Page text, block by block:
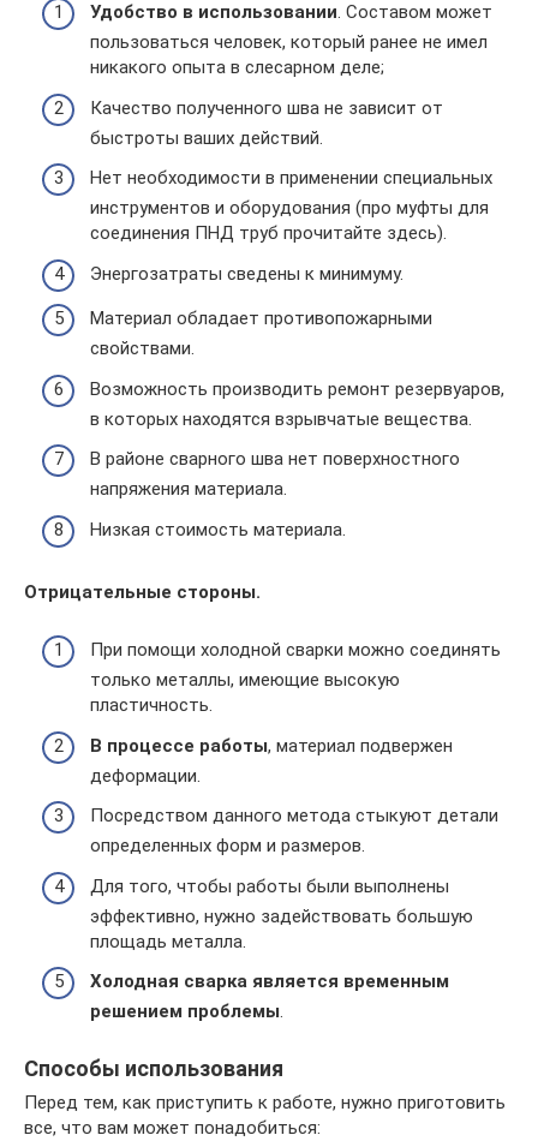
Удобство в использовании. Составом может
пользоваться человек, который ранее не имел
никакого опыта в слесарном деле;
Качество полученного шва не зависит от
быстроты ваших действий.
Нет необходимости в применении специальных
инструментов и оборудования (про муфты для
соединения ПНД труб прочитайте здесь).
Энергозатраты сведены к минимуму.
Материал обладает противопожарными
свойствами.
Возможность производить ремонт резервуаров,
в которых находятся взрывчатые вещества.
В районе сварного шва нет поверхностного
напряжения материала.
Низкая стоимость материала.
Отрицательные стороны.
При помощи холодной сварки можно соединять
только металлы, имеющие высокую
пластичность.
В процессе работы, материал подвержен
деформации.
Посредством данного метода стыкуют детали
определенных форм и размеров.
Для того, чтобы работы были выполнены
эффективно, нужно задействовать большую
площадь металла.
Холодная сварка является временным
решением проблемы.
Способы использования
Перед тем, как приступить к работе, нужно приготовить
все, что вам может понадобиться: